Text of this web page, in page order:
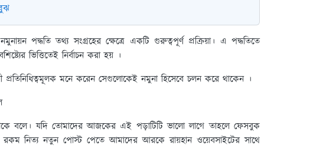
পদ্ধতি তথ্য সংগ্রহের ক্ষেত্রে একটি গুরুত্বপূর্ণ প্রক্রিয়া। এ পদ্ধতিতে
ভিত্তিতেই নির্বাচন করা হয় ।
প্রতিনিধিত্বমূলক মনে করেন সেগুলোকেই নমুনা হিসেবে চলন করে থাকেন ।
বলে। যদি তোমাদের আজকের এই পড়াটিটি ভালো লাগে তাহলে ফেসবুক
নিত্য নতুন পোস্ট পেতে আমাদের আরকে রায়হান ওয়েবসাইটের সাথে